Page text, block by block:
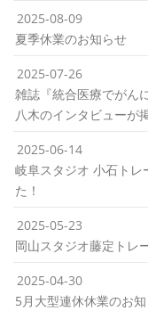
2025-08-09
夏季休業のお知らせ
2025-07-26
雑誌『統合医療でがん
八木のインタビューが
2025-06-14
岐阜スタジオ 小石トレ
た！
2025-05-23
岡山スタジオ藤定トレ
2025-04-30
5月大型連休休業のお